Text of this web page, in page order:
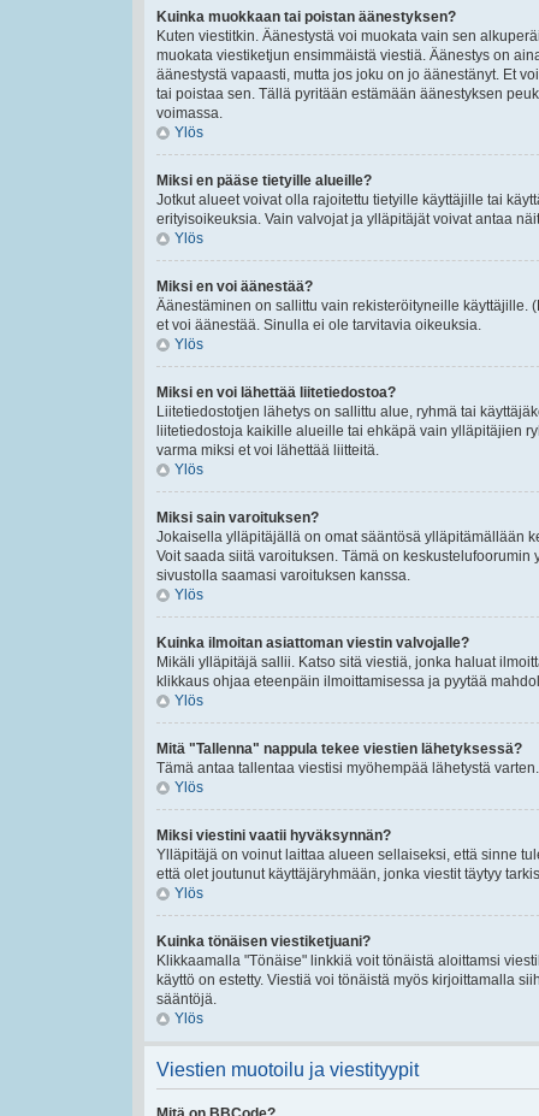
Kuinka muokkaan tai poistan äänestyksen?
Kuten viestitkin. Äänestystä voi muokata vain sen
muokata viestiketjun ensimmäistä viestiä. Äänestys on
äänestystä vapaasti, mutta jos joku on jo äänestänyt. Et
tai poistaa sen. Tällä pyritään estämään äänestyksen
voimassa.
Ylös
Miksi en pääse tietyille alueille?
Jotkut alueet voivat olla rajoitettu tietyille käyttäjille tai
erityisoikeuksia. Vain valvojat ja ylläpitäjät voivat antaa
Ylös
Miksi en voi äänestää?
Äänestäminen on sallittu vain rekisteröityneille käyttäjille.
et voi äänestää. Sinulla ei ole tarvitavia oikeuksia.
Ylös
Miksi en voi lähettää liitetiedostoa?
Liitetiedostotjen lähetys on sallittu alue, ryhmä tai
liitetiedostoja kaikille alueille tai ehkäpä vain ylläpitäjien
varma miksi et voi lähettää liitteitä.
Ylös
Miksi sain varoituksen?
Jokaisella ylläpitäjällä on omat sääntösä ylläpitämällään
Voit saada siitä varoituksen. Tämä on
sivustolla saamasi varoituksen kanssa.
Ylös
Kuinka ilmoitan asiattoman viestin valvojalle?
Mikäli ylläpitäjä sallii. Katso sitä viestiä, jonka haluat
klikkaus ohjaa eteenpäin ilmoittamisessa ja pyytää
Ylös
Mitä "Tallenna" nappula tekee viestien lähetyksessä?
Tämä antaa tallentaa viestisi myöhempää lähetystä
Ylös
Miksi viestini vaatii hyväksynnän?
Ylläpitäjä on voinut laittaa alueen sellaiseksi, että sinne
että olet joutunut käyttäjäryhmään, jonka viestit täytyy
Ylös
Kuinka tönäisen viestiketjuani?
Klikkaamalla "Tönäise" linkkiä voit tönäistä aloittamsi
käyttö on estetty. Viestiä voi tönäistä myös kirjoittamalla
sääntöjä.
Ylös
Viestien muotoilu ja viestityypit